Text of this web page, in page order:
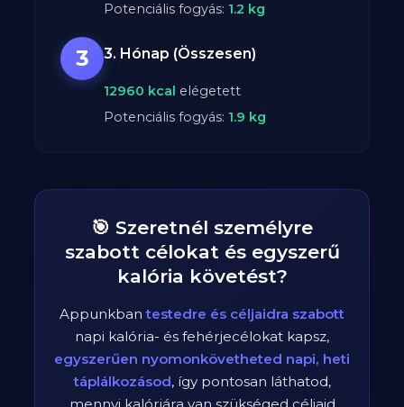
Potenciális fogyás: 1.2 kg
3 3. Hónap (Összesen)
12960 kcal elégetett
Potenciális fogyás: 1.9 kg
🎯 Szeretnél személyre
szabott célokat és egyszerű
kalória követést?
Appunkbantestedre és céljaidra szabott
napi kalória- és fehérjecélokat kapsz,
egyszerűen nyomonkövetheted napi, heti
táplálkozásod, így pontosan láthatod,